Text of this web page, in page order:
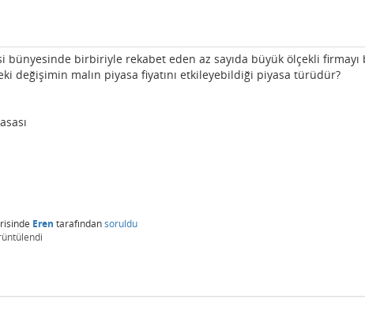
bünyesinde birbiriyle rekabet eden az sayıda büyük ölçekli firmayı
değişimin malın piyasa fiyatını etkileyebildiği piyasa türüdür?
Eren tarafındansoruldu